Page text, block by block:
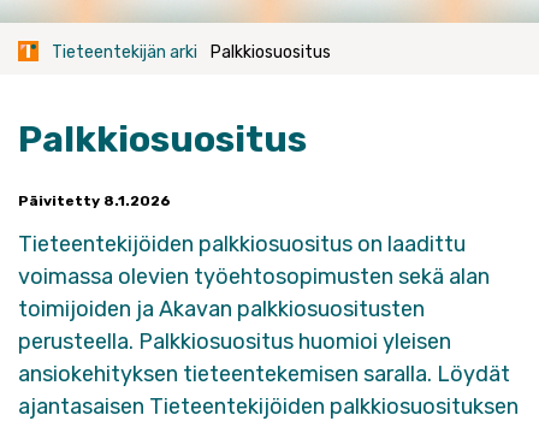
Tieteentekijän arki Palkkiosuositus
Palkkiosuositus
Päivitetty 8.1.2026
Tieteentekijöiden palkkiosuositus on laadittu
voimassa olevien työehtosopimusten sekä alan
toimijoiden ja Akavan palkkiosuositusten
perusteella. Palkkiosuositus huomioi yleisen
ansiokehityksen tieteentekemisen saralla. Löydät
ajantasaisen Tieteentekijöiden palkkiosuosituksen